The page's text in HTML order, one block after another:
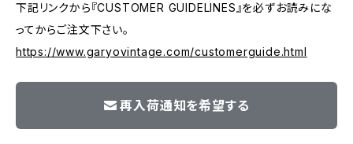
下記リンクから『CUSTOMER GUIDELINES』を必ずお読みにな
ってからご注文下さい。
https://www.garyovintage.com/customerguide.html
再入荷通知を希望する